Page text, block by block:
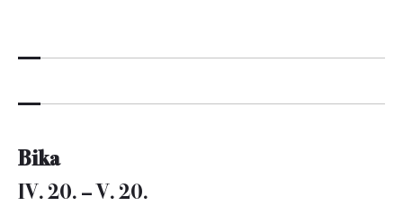
Bika
IV. 20. – V. 20.